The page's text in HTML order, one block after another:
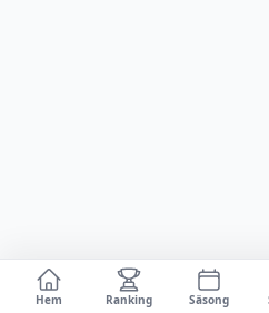
Hem Ranking Säsong